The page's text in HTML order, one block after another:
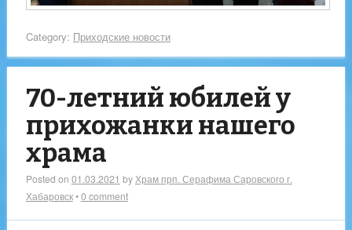
Category: Приходские новости
70-летний юбилей у
прихожанки нашего
храма
Posted on 01.03.2021 by Храм прп. Серафима Саровского г.
Хабаровск•0 comment